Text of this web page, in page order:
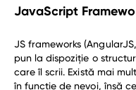
JavaScript
JS frameworks
pun la dispoziție o
care îl scrii. Există mai
în funcție de nevoi, însă